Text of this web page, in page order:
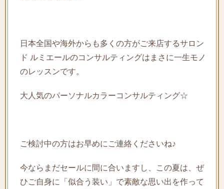
日本全国や海外からも多くの方がご来店するサロン
ド ルミエールのコンサルティングはまさに一生モノ
のレッスンです。
大人気のパーソナルカラーコンサルティング☆
ご検討中の方はお早めにご連絡くださいね♪
今ならまだセールに間に合いますし、この夏は、ぜ
ひご自身に「似合う装い」で素敵な思い出を作って